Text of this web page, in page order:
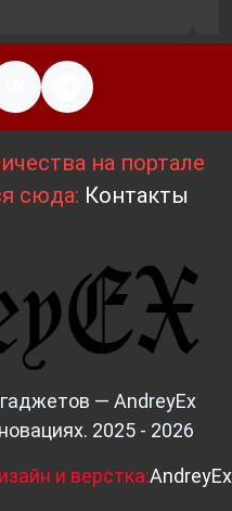
на портале
сюда: Контакты
— AndreyEx
2025 - 2026
изайн и верстка:AndreyEx